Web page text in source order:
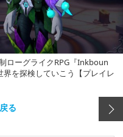
ローグライクRPG『Inkboun
を探検していこう【プレイレ
る